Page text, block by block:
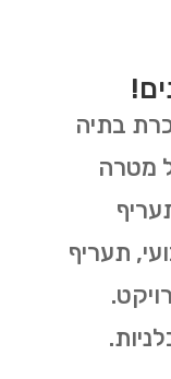
בתיה
מטרה
תעריף